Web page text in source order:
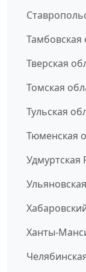
Тамбовская
Тверская
Томская
Тульская
Тюменская
Удмуртская
Ханты-